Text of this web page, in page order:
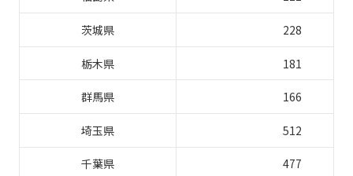
茨城県 228
栃木県 181
群馬県 166
埼玉県 512
千葉県 477